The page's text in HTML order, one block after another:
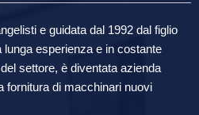
e guidata dal 1992 dal figlio
esperienza e in costante
settore, è diventata azienda
fornitura di macchinari nuovi